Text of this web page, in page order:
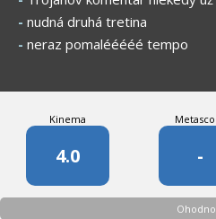
- nudná druhá tretina
- neraz pomalééééé tempo
Kinema
4.0 -